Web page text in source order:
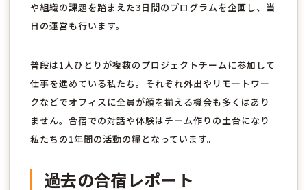
や組織の課題を踏まえた3日間のプログラムを企画し、当
日の運営も行います。
普段は1人ひとりが複数のプロジェクトチームに参加して
仕事を進めている私たち。それぞれ外出やリモートワー
クなどでオフィスに全員が顔を揃える機会も多くはあり
ません。合宿での対話や体験はチーム作りの土台になり
私たちの1年間の活動の糧となっています。
過去の合宿レポート